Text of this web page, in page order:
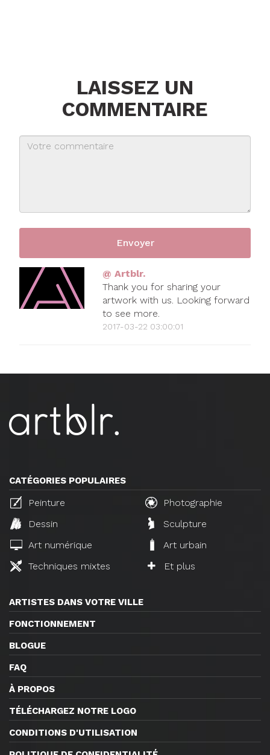
LAISSEZ UN
COMMENTAIRE
@ Artblr.
Thank you for sharing your
artwork with us. Looking forward
to see more.
2017-03-22 03:00:01
CATÉGORIES POPULAIRES
Peinture
Photographie
Dessin
Sculpture
Art numérique
Art urbain
Techniques mixtes
Et plus
ARTISTES DANS VOTRE VILLE
FONCTIONNEMENT
BLOGUE
FAQ
À PROPOS
TÉLÉCHARGEZ NOTRE LOGO
CONDITIONS D'UTILISATION